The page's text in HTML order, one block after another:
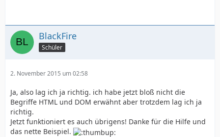
BlackFire
Schüler
2. November 2015 um 02:58
Ja, also lag ich ja richtig. ich habe jetzt bloß nicht die
Begriffe HTML und DOM erwähnt aber trotzdem lag ich ja
richtig.
Jetzt funktioniert es auch übrigens! Danke für die Hilfe und
das nette Beispiel.